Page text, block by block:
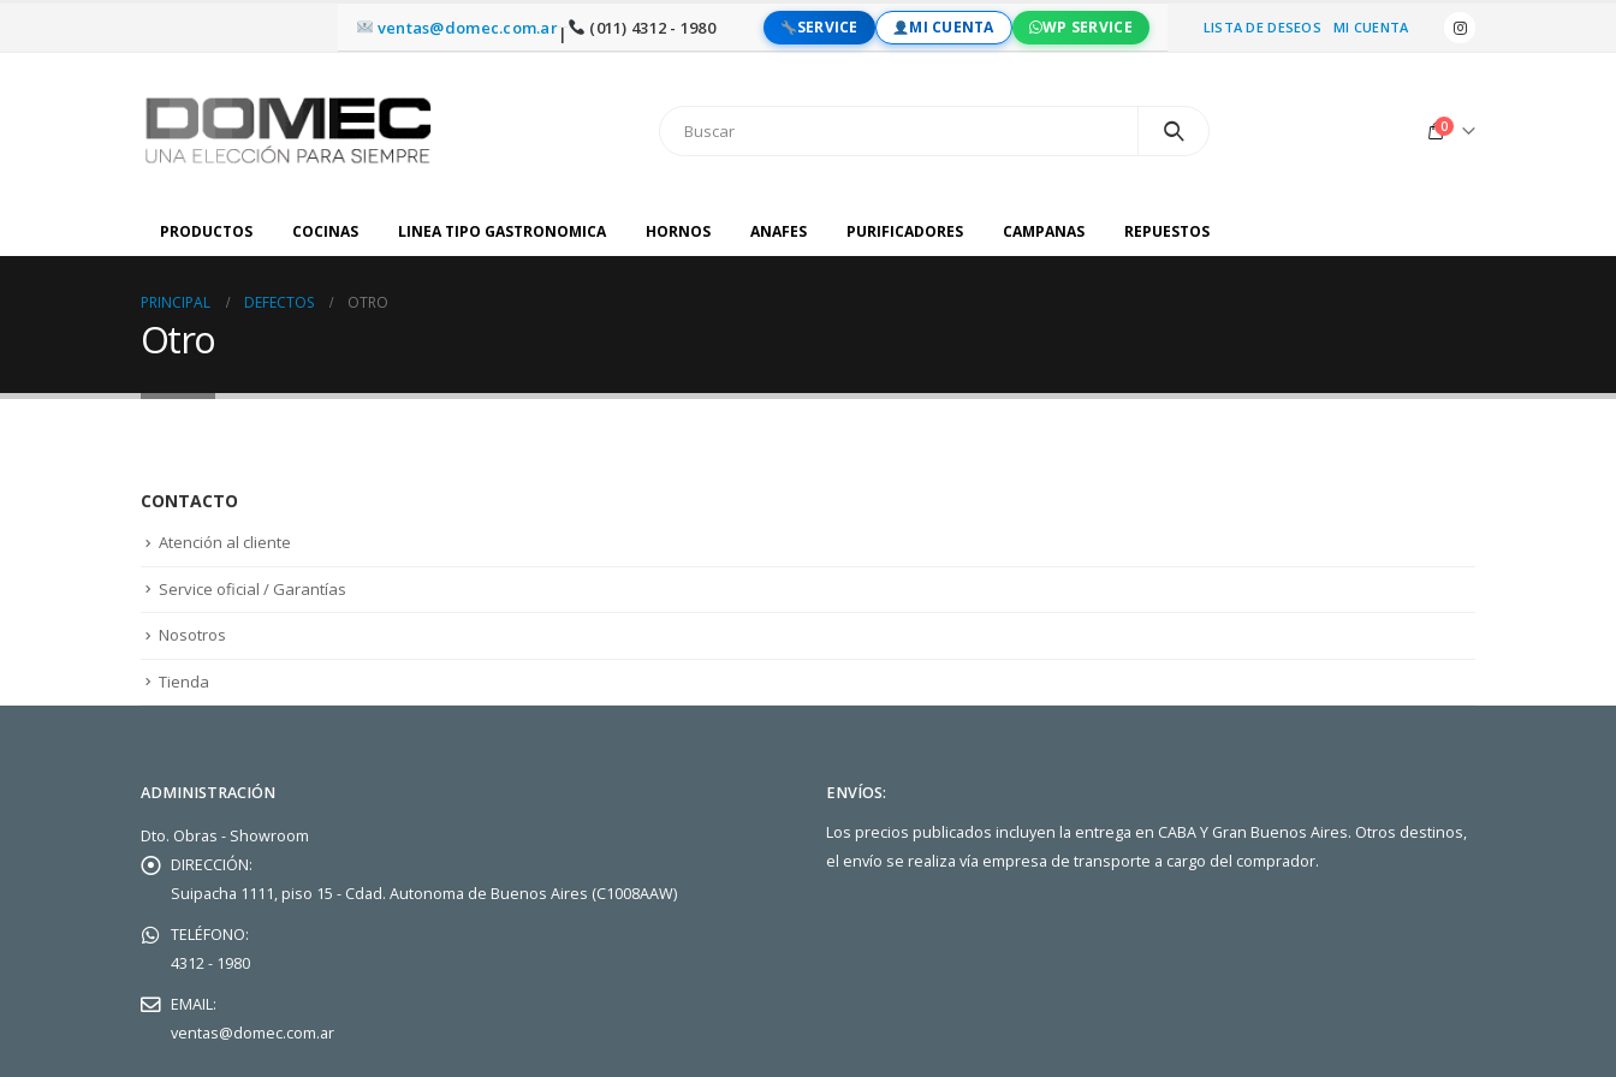
ventas@domec.com.ar| (011) 4312 - 1980 SERVICE MI CUENTA WP SERVICE LISTA DE DESEOS MI CUENTA
0
PRODUCTOS COCINAS LINEA TIPO GASTRONOMICA HORNOS ANAFES PURIFICADORES CAMPANAS REPUESTOS
PRINCIPAL DEFECTOS OTRO
Otro
CONTACTO
Atención al cliente
Service oficial / Garantías
Nosotros
Tienda
ADMINISTRACIÓN
Dto. Obras - Showroom
DIRECCIÓN:
Suipacha 1111, piso 15 - Cdad. Autonoma de Buenos Aires (C1008AAW)
TELÉFONO:
4312 - 1980
EMAIL:
ventas@domec.com.ar
ENVÍOS:
Los precios publicados incluyen la entrega en CABA Y Gran Buenos Aires. Otros destinos,
el envío se realiza vía empresa de transporte a cargo del comprador.